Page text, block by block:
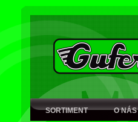
SORTIMENT O NÁS